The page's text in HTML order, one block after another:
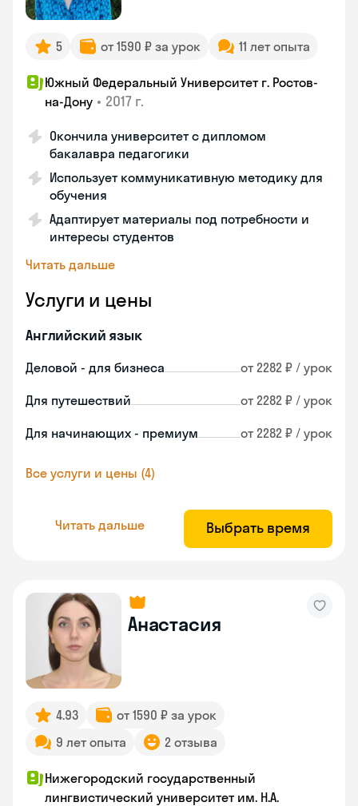
5 от 1590 ₽ за урок 11 лет опыта
Южный Федеральный Университет г. Ростов-
на-Дону • 2017 г.
Окончила университет с дипломом
бакалавра педагогики
Использует коммуникативную методику для
обучения
Адаптирует материалы под потребности и
интересы студентов
Читать дальше
Услуги и цены
Английский язык
Деловой - для бизнеса от 2282 ₽ / урок
Для путешествий от 2282 ₽ / урок
Для начинающих - премиум от 2282 ₽ / урок
Все услуги и цены (4)
Читать дальше Выбрать время
Анастасия
4.93
от 1590 ₽ за урок
9 лет опыта
2 отзыва
Нижегородский государственный
лингвистический университет им. Н.А.